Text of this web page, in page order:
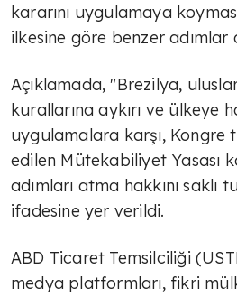
kararını uygulamaya
ilkesine göre benzer adımlar
Açıklamada, "Brezilya,
kurallarına aykırı ve ülkeye
uygulamalara karşı, Kongre
edilen Mütekabiliyet Yasası
adımları atma hakkını saklı
ifadesine yer verildi.
ABD Ticaret Temsilciliği
medya platformları, fikri